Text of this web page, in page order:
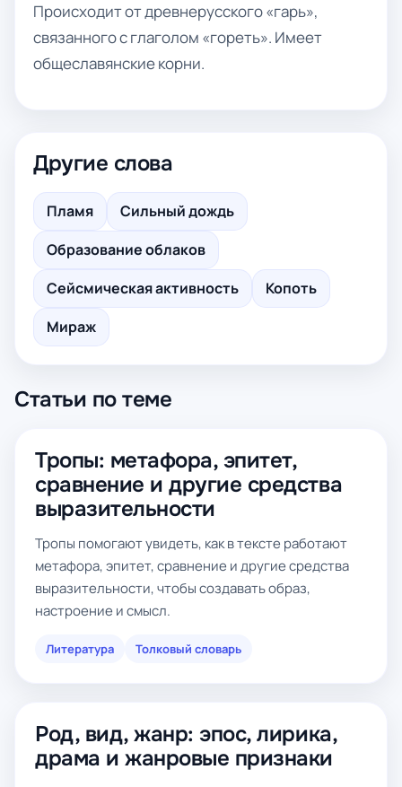
Происходит от древнерусского «гарь»,
связанного с глаголом «гореть». Имеет
общеславянские корни.
Другие слова
Пламя
Сильный дождь
Образование облаков
Сейсмическая активность
Копоть
Мираж
Статьи по теме
Тропы: метафора, эпитет,
сравнение и другие средства
выразительности
Тропы помогают увидеть, как в тексте работают
метафора, эпитет, сравнение и другие средства
выразительности, чтобы создавать образ,
настроение и смысл.
Литература Толковый словарь
Род, вид, жанр: эпос, лирика,
драма и жанровые признаки